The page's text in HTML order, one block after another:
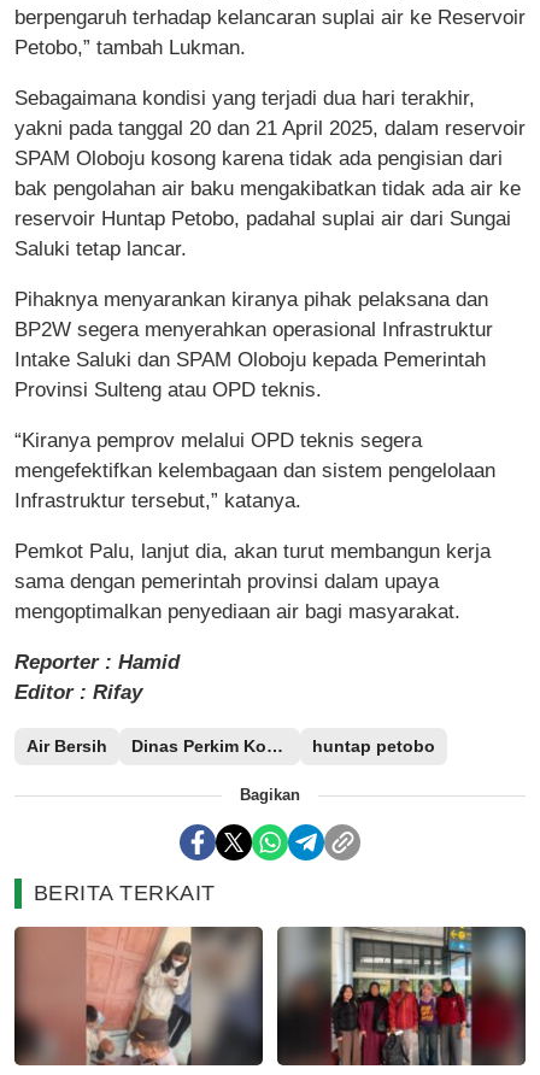
berpengaruh terhadap kelancaran suplai air ke Reservoir
Petobo,” tambah Lukman.
Sebagaimana kondisi yang terjadi dua hari terakhir,
yakni pada tanggal 20 dan 21 April 2025, dalam reservoir
SPAM Oloboju kosong karena tidak ada pengisian dari
bak pengolahan air baku mengakibatkan tidak ada air ke
reservoir Huntap Petobo, padahal suplai air dari Sungai
Saluki tetap lancar.
Pihaknya menyarankan kiranya pihak pelaksana dan
BP2W segera menyerahkan operasional Infrastruktur
Intake Saluki dan SPAM Oloboju kepada Pemerintah
Provinsi Sulteng atau OPD teknis.
“Kiranya pemprov melalui OPD teknis segera
mengefektifkan kelembagaan dan sistem pengelolaan
Infrastruktur tersebut,” katanya.
Pemkot Palu, lanjut dia, akan turut membangun kerja
sama dengan pemerintah provinsi dalam upaya
mengoptimalkan penyediaan air bagi masyarakat.
Reporter : Hamid
Editor : Rifay
Air Bersih Dinas Perkim Kota Palu huntap petobo
Bagikan
BERITA TERKAIT